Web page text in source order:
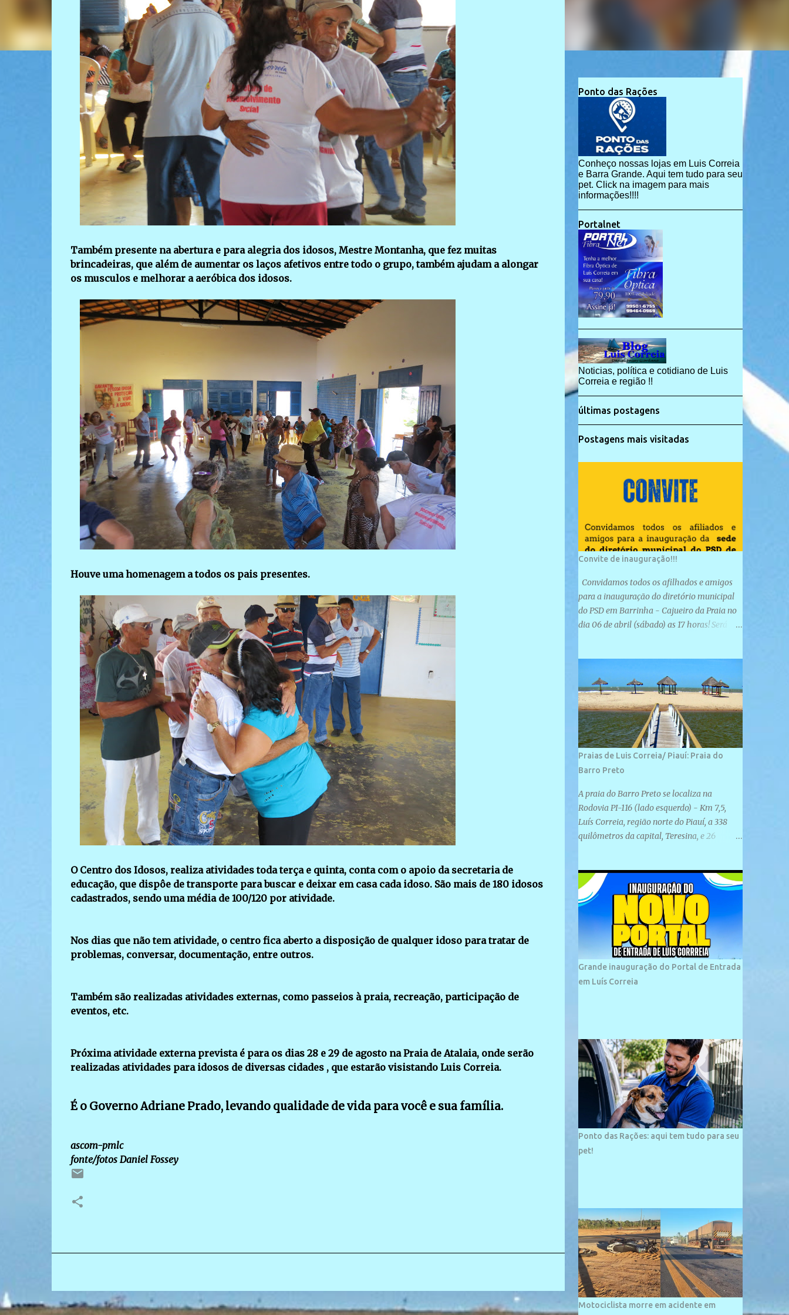
Também presente na abertura e para alegria dos idosos, Mestre Montanha, que fez muitas
brincadeiras, que além de aumentar os laços afetivos entre todo o grupo, também ajudam a alongar
os musculos e melhorar a aeróbica dos idosos.
Houve uma homenagem a todos os pais presentes.
O Centro dos Idosos, realiza atividades toda terça e quinta, conta com o apoio da secretaria de
educação, que dispôe de transporte para buscar e deixar em casa cada idoso. São mais de 180 idosos
cadastrados, sendo uma média de 100/120 por atividade.
Nos dias que não tem atividade, o centro fica aberto a disposição de qualquer idoso para tratar de
problemas, conversar, documentação, entre outros.
Também são realizadas atividades externas, como passeios à praia, recreação, participação de
eventos, etc.
Próxima atividade externa prevista é para os dias 28 e 29 de agosto na Praia de Atalaia, onde serão
realizadas atividades para idosos de diversas cidades , que estarão visistando Luis Correia.
É o Governo Adriane Prado, levando qualidade de vida para você e sua família.
ascom-pmlc
fonte/fotos Daniel Fossey
Ponto das Rações
Conheço nossas lojas em Luis Correia
e Barra Grande. Aqui tem tudo para seu
pet. Click na imagem para mais
informações!!!!
Portalnet
Noticias, política e cotidiano de Luis
Correia e região !!
últimas postagens
Postagens mais visitadas
Convite de inauguração!!!
Convidamos todos os afilhados e amigos
para a inauguração do diretório municipal
do PSD em Barrinha - Cajueiro da Praia no
dia 06 de abril (sábado) as 17 horas! Será
localizada na Rua São José, 98 Barrinha -
Cajueiro da Praia.
Praias de Luis Correia/ Piauí: Praia do
Barro Preto
A praia do Barro Preto se localiza na
Rodovia PI-116 (lado esquerdo) - Km 7,5,
Luís Correia, região norte do Piauí, a 338
quilômetros da capital, Teresina, e 26
plana e retilínea na maior parte de sua
extensão, chegando a mais ou menos a 1,5
km de paisagens exuberantes. Possui ondas
suaves devido ao extensivo molhe de pedras
que não chegam a 2 metros de altura, não
apresentando dunas em seu espaço
geográfico. Não se sabe ao certo porque a
praia leva esse nome, e muitas das suas
vizinhos. O bairro onde se localiza a praia é
palco de amplos investimentos e projetos
grandiosos como hotéis, pousadas e
residências de veraneio de grande porte. O
maior empreendimento fixado nessa área é
o SESC Praia, inaugurado em 12 de julho de
1996. Com arquitetura moderna,...
Grande inauguração do Portal de Entrada
em Luís Correia
Ponto das Rações: aqui tem tudo para seu
pet!
Motociclista morre em acidente em